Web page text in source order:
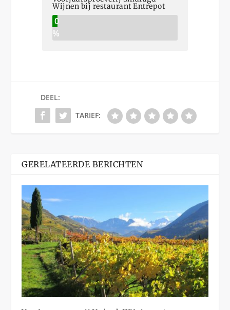
Wijnen bij restaurant Entrepot
0
%
DEEL:
TARIEF:
GERELATEERDE BERICHTEN